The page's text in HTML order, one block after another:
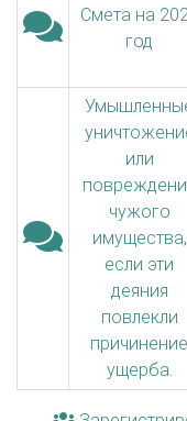
Смета на
год
или
чужого
имущества,
если эти
деяния
повлекли
причинение
ущерба.